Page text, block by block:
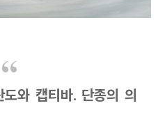
와 캡티바. 단종의 의